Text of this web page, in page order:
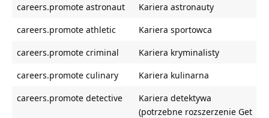
careers.promote astronaut
Kariera astronauty
careers.promote athletic
Kariera sportowca
careers.promote criminal
Kariera kryminalisty
careers.promote culinary
Kariera kulinarna
careers.promote detective
Kariera detektywa
(potrzebne rozszerzenie Get